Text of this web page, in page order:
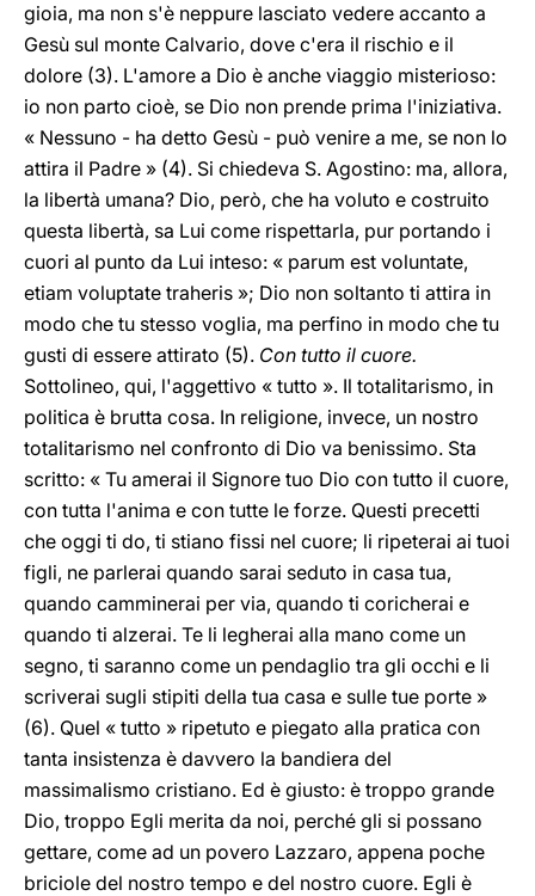
gioia, ma non s'è neppure lasciato vedere accanto a
Gesù sul monte Calvario, dove c'era il rischio e il
dolore (3). L'amore a Dio è anche viaggio misterioso:
io non parto cioè, se Dio non prende prima l'iniziativa.
« Nessuno - ha detto Gesù - può venire a me, se non lo
attira il Padre » (4). Si chiedeva S. Agostino: ma, allora,
la libertà umana? Dio, però, che ha voluto e costruito
questa libertà, sa Lui come rispettarla, pur portando i
cuori al punto da Lui inteso: « parum est voluntate,
etiam voluptate traheris »; Dio non soltanto ti attira in
modo che tu stesso voglia, ma perfino in modo che tu
gusti di essere attirato (5). Con tutto il cuore.
Sottolineo, qui, l'aggettivo « tutto ». Il totalitarismo, in
politica è brutta cosa. In religione, invece, un nostro
totalitarismo nel confronto di Dio va benissimo. Sta
scritto: « Tu amerai il Signore tuo Dio con tutto il cuore,
con tutta l'anima e con tutte le forze. Questi precetti
che oggi ti do, ti stiano fissi nel cuore; li ripeterai ai tuoi
figli, ne parlerai quando sarai seduto in casa tua,
quando camminerai per via, quando ti coricherai e
quando ti alzerai. Te li legherai alla mano come un
segno, ti saranno come un pendaglio tra gli occhi e li
scriverai sugli stipiti della tua casa e sulle tue porte »
(6). Quel « tutto » ripetuto e piegato alla pratica con
tanta insistenza è davvero la bandiera del
massimalismo cristiano. Ed è giusto: è troppo grande
Dio, troppo Egli merita da noi, perché gli si possano
gettare, come ad un povero Lazzaro, appena poche
briciole del nostro tempo e del nostro cuore. Egli è